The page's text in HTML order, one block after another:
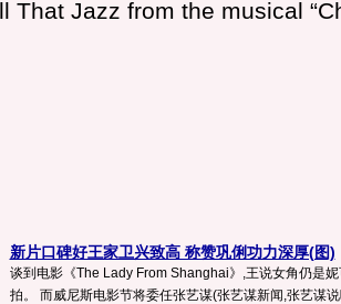
Jazz from the musical
新片口碑好王家卫兴致高 称赞巩俐功力深厚(图)
谈到电影《The Lady From Shanghai》,王说女角仍是
拍。 而威尼斯电影节将委任张艺谋(张艺谋新闻,张艺谋